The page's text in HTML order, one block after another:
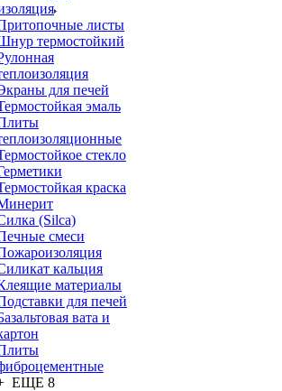
листы
термостойкий
для печей
эмаль
стекло
краска
(Silca)
смеси
кальция
материалы
для печей
вата и
ЕЩЕ 8